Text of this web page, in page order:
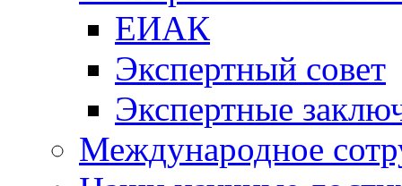
ЕИАК
Экспертный совет
Экспертные
Международное